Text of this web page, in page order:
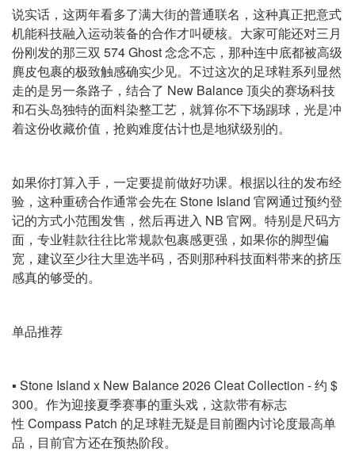
说实话，这两年看多了满大街的普通联名，这种真正把意式
机能科技融入运动装备的合作才叫硬核。大家可能还对三月
份刚发的那三双 574 Ghost 念念不忘，那种连中底都被高级
麂皮包裹的极致触感确实少见。不过这次的足球鞋系列显然
走的是另一条路子，结合了 New Balance 顶尖的赛场科技
和石头岛独特的面料染整工艺，就算你不下场踢球，光是冲
着这份收藏价值，抢购难度估计也是地狱级别的。
如果你打算入手，一定要提前做好功课。根据以往的发布经
验，这种重磅合作通常会先在 Stone Island 官网通过预约登
记的方式小范围发售，然后再进入 NB 官网。特别是尺码方
面，专业鞋款往往比常规款包裹感更强，如果你的脚型偏
宽，建议至少往大里选半码，否则那种科技面料带来的挤压
感真的够受的。
单品推荐
▪️ Stone Island x New Balance 2026 Cleat Collection - 约 $
300。作为迎接夏季赛事的重头戏，这款带有标志
性 Compass Patch 的足球鞋无疑是目前圈内讨论度最高单
品，目前官方还在预热阶段。